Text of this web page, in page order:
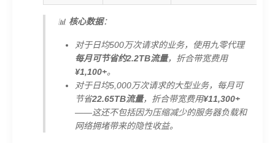
📊 核心数据：
对于日均500万次请求的业务，使用九零代理
每月可节省约2.2TB流量，折合带宽费用
¥1,100+。
对于日均5,000万次请求的大型业务，每月可
节省22.65TB流量，折合带宽费用¥11,300+
——这还不包括因为压缩减少的服务器负载和
网络拥堵带来的隐性收益。